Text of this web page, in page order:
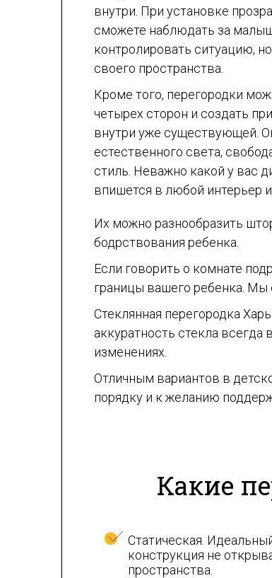
внутри. При установке
сможете наблюдать за
контролировать ситуацию,
своего пространства.
Кроме того, перегородки
четырех сторон и создать
внутри уже существующей.
естественного света,
стиль. Неважно какой у вас
впишется в любой интерьер и
Их можно разнообразить
бодрствования ребенка.
Если говорить о комнате
границы вашего ребенка. Мы
Стеклянная перегородка
аккуратность стекла
изменениях.
Отличным вариантов в
порядку и к желанию
Какие
Статическая.
конструкция не
пространства.